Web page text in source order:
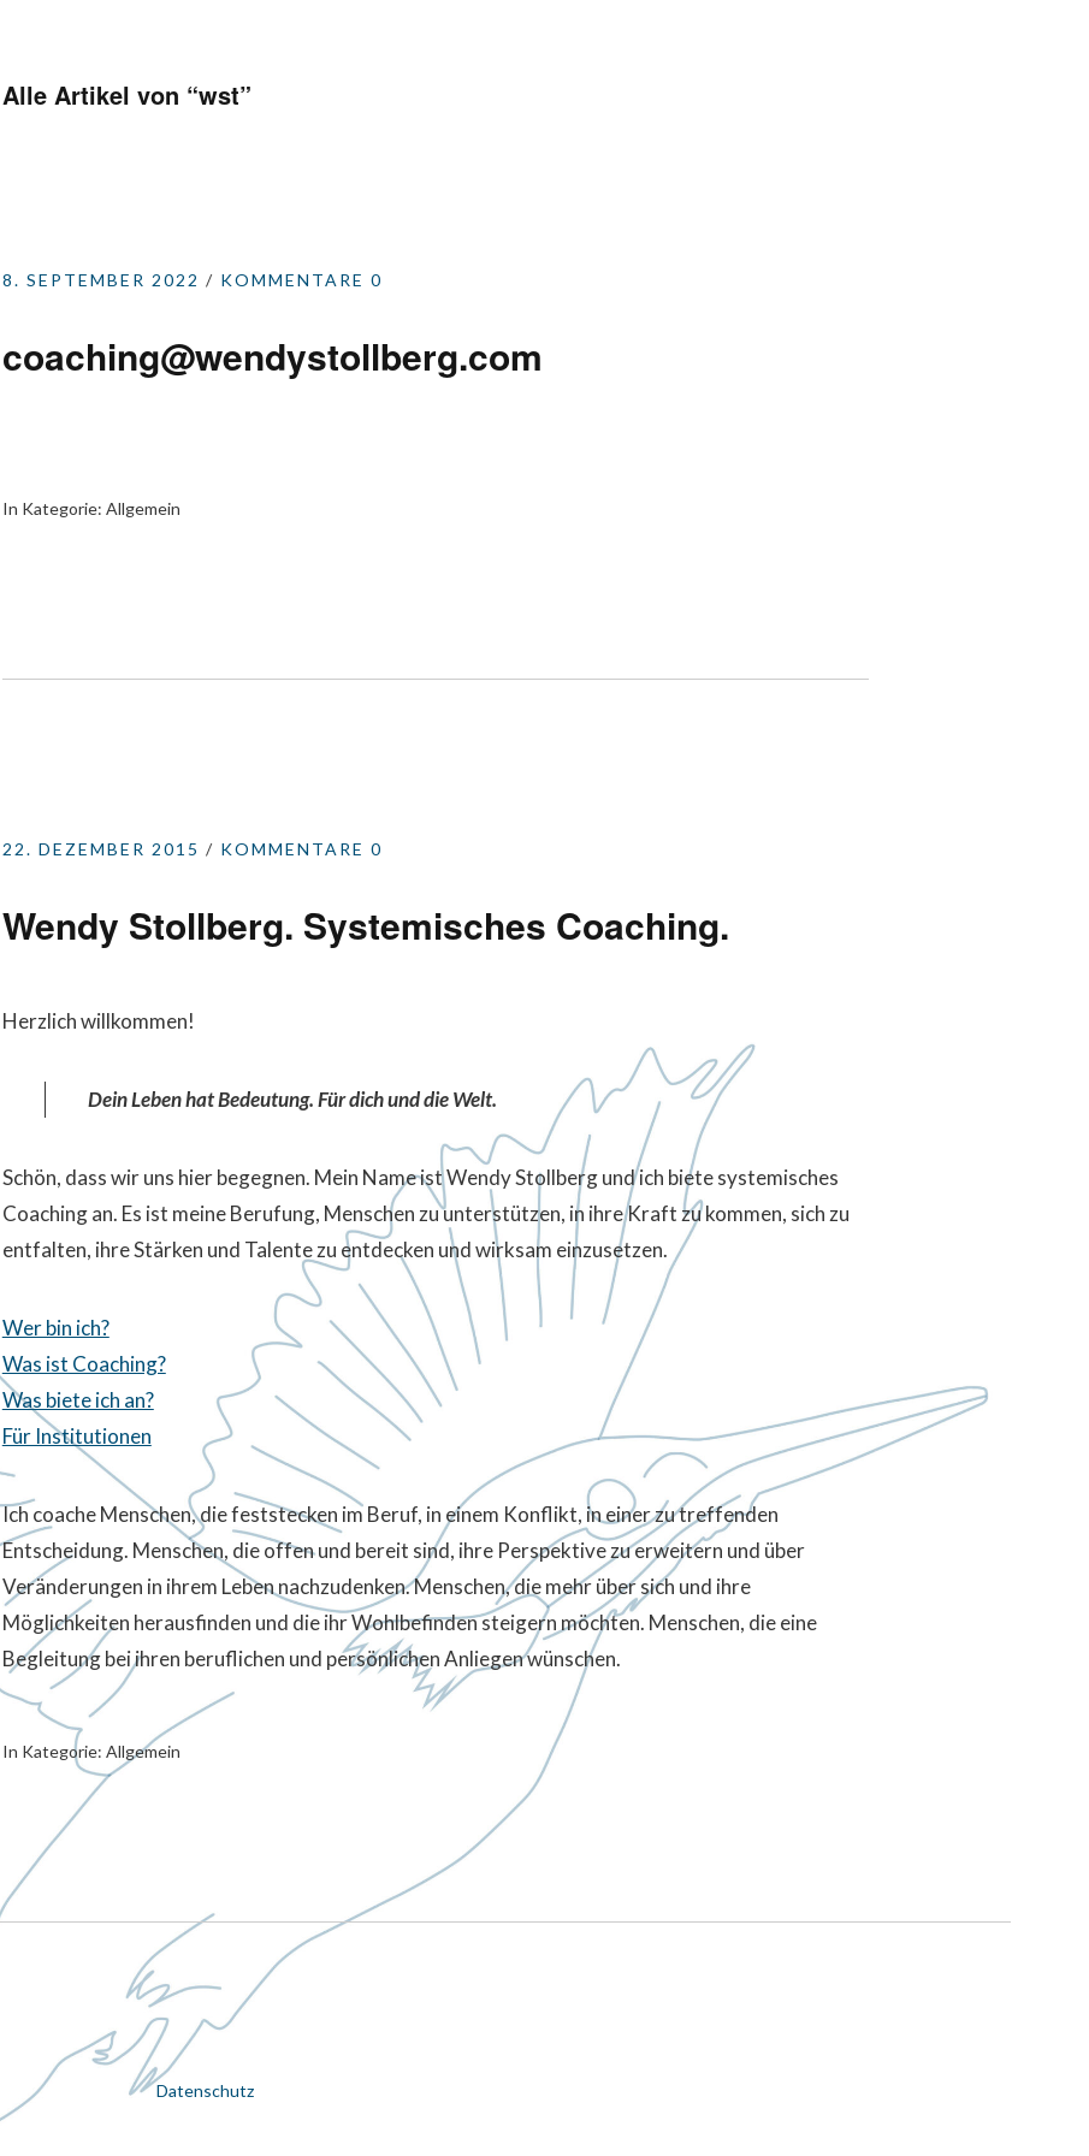
Alle Artikel von “wst”
8. SEPTEMBER 2022 KOMMENTARE 0
coaching@wendystollberg.com
In Kategorie: Allgemein
22. DEZEMBER 2015 KOMMENTARE 0
Wendy Stollberg. Systemisches Coaching.
Herzlich willkommen!
Dein Leben hat Bedeutung. Für dich und die Welt.
Schön, dass wir uns hier begegnen. Mein Name ist Wendy Stollberg und ich biete systemisches
Coaching an. Es ist meine Berufung, Menschen zu unterstützen, in ihre Kraft zu kommen, sich zu
entfalten, ihre Stärken und Talente zu entdecken und wirksam einzusetzen.
Wer bin ich?
Was ist Coaching?
Was biete ich an?
Für Institutionen
Ich coache Menschen, die feststecken im Beruf, in einem Konflikt, in einer zu treffenden
Entscheidung. Menschen, die offen und bereit sind, ihre Perspektive zu erweitern und über
Veränderungen in ihrem Leben nachzudenken. Menschen, die mehr über sich und ihre
Möglichkeiten herausfinden und die ihr Wohlbefinden steigern möchten. Menschen, die eine
Begleitung bei ihren beruflichen und persönlichen Anliegen wünschen.
In Kategorie: Allgemein
Datenschutz